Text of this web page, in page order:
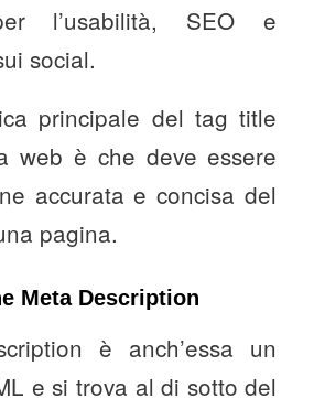
l’usabilità, SEO e
social.
principale del tag title
web è che deve essere
accurata e concisa del
pagina.
Meta Description
è anch’essa un
e si trova al di sotto del